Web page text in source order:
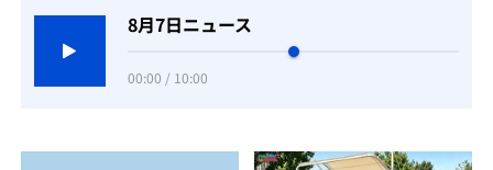
8月7日ニュース
00:00 / 10:00